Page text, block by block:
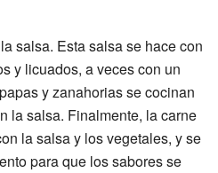
salsa. Esta salsa se hace con
y licuados, a veces con un
y zanahorias se cocinan
la salsa. Finalmente, la carne
la salsa y los vegetales, y se
para que los sabores se